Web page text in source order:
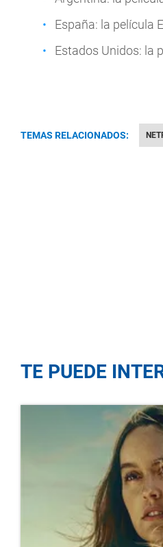
España: la película
Estados Unidos: la
TEMAS RELACIONADOS:
TE PUEDE